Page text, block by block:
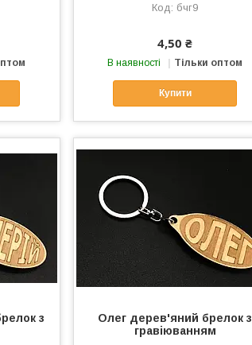
бчг9
4,50 ₴
В наявності Тільки оптом
Купити
з
Олег дерев'яний брелок з
гравіюванням